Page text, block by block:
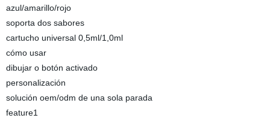
azul/amarillo/rojo
soporta dos sabores
cartucho universal 0,5ml/1,0ml
cómo usar
dibujar o botón activado
personalización
solución oem/odm de una sola parada
feature1